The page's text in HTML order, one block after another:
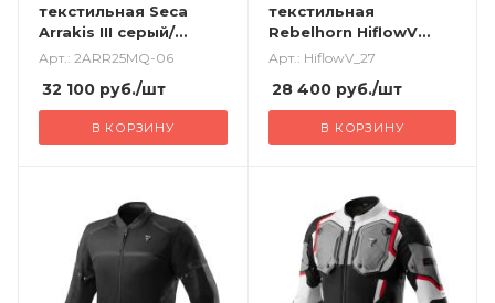
текстильная Seca
Arrakis III серый/
синий/красный
Арт.: 2ARR25MQ-06
32 100 руб./шт
В КОРЗИНУ
текстильная
Rebelhorn HiflowV
черный/серый/флуо/
Арт.: HiflowV_27
28 400руб./шт
В КОРЗИНУ